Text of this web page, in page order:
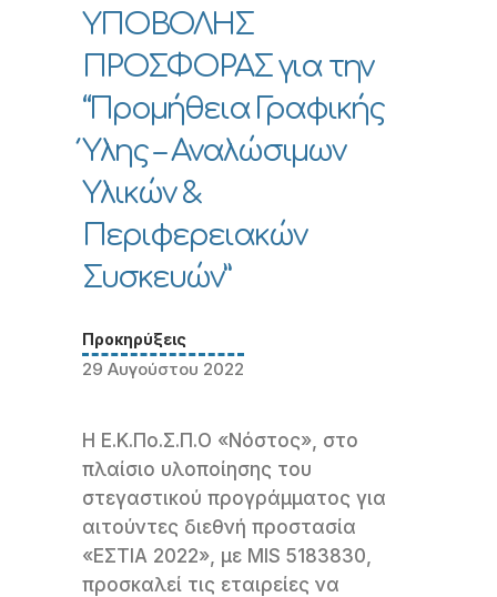
ΥΠΟΒΟΛΗΣ
ΠΡΟΣΦΟΡΑΣ για την
“Προμήθεια Γραφικής
Ύλης – Αναλώσιμων
Υλικών &
Περιφερειακών
Συσκευών”
Προκηρύξεις
29 Αυγούστου 2022
Η Ε.Κ.Πο.Σ.Π.Ο «Νόστος», στο
πλαίσιο υλοποίησης του
στεγαστικού προγράμματος για
αιτούντες διεθνή προστασία
«EΣTIA 2022», με MIS 5183830,
προσκαλεί τις εταιρείες να